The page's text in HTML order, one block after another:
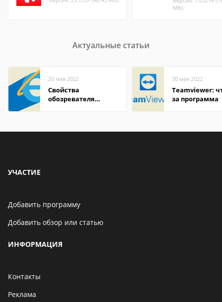
МБ)
Актуальные статьи
20 мая 2022
Свойства
обозревателя
30 мая 2022
Teamviewer:
за программа
УЧАСТИЕ
Добавить программу
Добавить обзор или статью
ИНФОРМАЦИЯ
Контакты
Реклама